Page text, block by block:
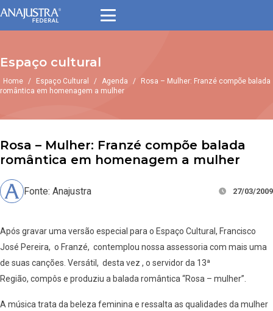
Espaço cultural
Home / Espaço Cultural / Agenda /
Rosa – Mulher: Franzé compõe balada
romântica em homenagem a mulher
Rosa – Mulher: Franzé compõe balada
romântica em homenagem a mulher
Fonte: Anajustra 27/03/2009
Após gravar uma versão especial para o Espaço Cultural, Francisco
José Pereira, o Franzé, contemplou nossa assessoria com mais uma
de suas canções. Versátil, desta vez , o servidor da 13ª
Região, compôs e produziu a balada romântica “Rosa – mulher”.
A música trata da beleza feminina e ressalta as qualidades da mulher